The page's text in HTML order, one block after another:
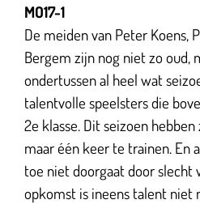
MO17-1
De meiden van Peter Koens,
Bergem zijn nog niet zo oud,
ondertussen al heel wat
talentvolle speelsters die
2e klasse. Dit seizoen
maar één keer te trainen. En
toe niet doorgaat door slecht
opkomst is ineens talent niet